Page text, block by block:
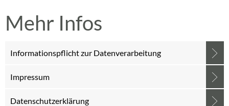
Mehr Infos
Informationspflicht zur Datenverarbeitung
Impressum
Datenschutzerklärung